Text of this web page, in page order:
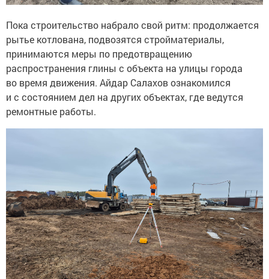
Пока строительство набрало свой ритм: продолжается
рытье котлована, подвозятся стройматериалы,
принимаются меры по предотвращению
распространения глины с объекта на улицы города
во время движения. Айдар Салахов ознакомился
и с состоянием дел на других объектах, где ведутся
ремонтные работы.